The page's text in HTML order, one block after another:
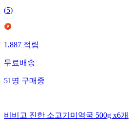
(5)
1,887적립
무료배송
51명구매중
비비고 진한 소고기미역국 500g x6개